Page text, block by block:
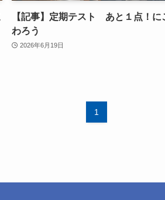
【記事】定期テスト あと１点！に
わろう
2026年6月19日
1